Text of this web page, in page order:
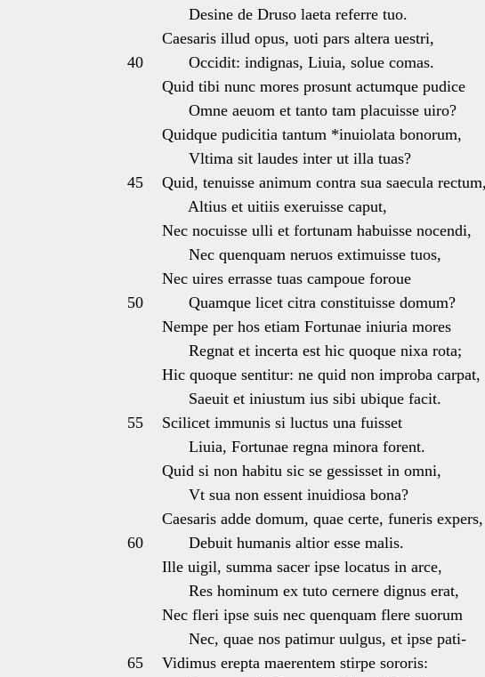
Desine de Druso laeta referre tuo.
Caesaris illud opus, uoti pars altera uestri,
40
Occidit: indignas, Liuia, solue comas.
Quid tibi nunc mores prosunt actumque pudice
Omne aeuom et tanto tam placuisse uiro?
Quidque pudicitia tantum *inuiolata bonorum,
Vltima sit laudes inter ut illa tuas?
45
Quid, tenuisse animum contra sua saecula rectum,
Altius et uitiis exeruisse caput,
Nec nocuisse ulli et fortunam habuisse nocendi,
Nec quenquam neruos extimuisse tuos,
Nec uires errasse tuas campoue foroue
50
Quamque licet citra constituisse domum?
Nempe per hos etiam Fortunae iniuria mores
Regnat et incerta est hic quoque nixa rota;
Hic quoque sentitur: ne quid non improba carpat,
Saeuit et iniustum ius sibi ubique facit.
55
Scilicet immunis si luctus una fuisset
Liuia, Fortunae regna minora forent.
Quid si non habitu sic se gessisset in omni,
Vt sua non essent inuidiosa bona?
Caesaris adde domum, quae certe, funeris expers,
60
Debuit humanis altior esse malis.
Ille uigil, summa sacer ipse locatus in arce,
Res hominum ex tuto cernere dignus erat,
Nec fleri ipse suis nec quenquam flere suorum
Nec, quae nos patimur uulgus, et ipse pati-
65
Vidimus erepta maerentem stirpe sororis: